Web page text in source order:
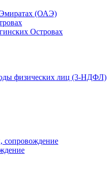
Эмиратах (ОАЭ)
Островах
физических лиц (3-НДФЛ)
сопровождение